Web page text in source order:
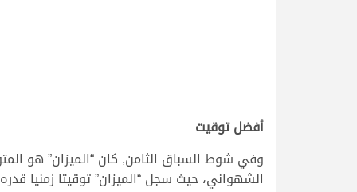
أفضل توقيت
وفي شوط السباق الثامن, كان “الميزان” هو
الشهواني، حيث سجل “الميزان” توقيتا زمنيا قدره 12:44:14 دقيقة.